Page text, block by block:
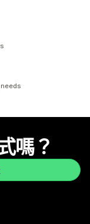
嗎？